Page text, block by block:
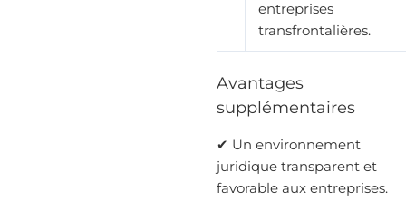
entreprises
transfrontalières.
Avantages
supplémentaires
✔ Un environnement
juridique transparent et
favorable aux entreprises.